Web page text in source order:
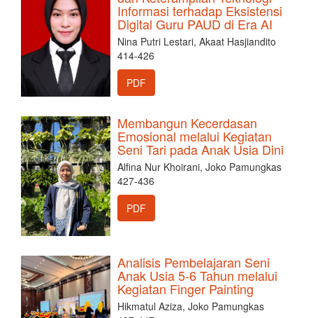
Informasi terhadap Eksistensi
Digital Guru PAUD di Era AI
Nina Putri Lestari, Akaat Hasjiandito
414-426
PDF
Membangun Kecerdasan
Emosional melalui Kegiatan
Seni Tari pada Anak Usia Dini
Alfina Nur Khoirani, Joko Pamungkas
427-436
PDF
Analisis Pembelajaran Seni
Anak Usia 5-6 Tahun melalui
Kegiatan Finger Painting
Hikmatul Aziza, Joko Pamungkas